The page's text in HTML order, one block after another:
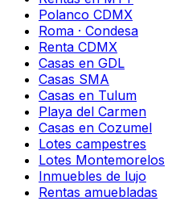
Polanco CDMX
Roma · Condesa
Renta CDMX
Casas en GDL
Casas SMA
Casas en Tulum
Playa del Carmen
Casas en Cozumel
Lotes campestres
Lotes Montemorelos
Inmuebles de lujo
Rentas amuebladas